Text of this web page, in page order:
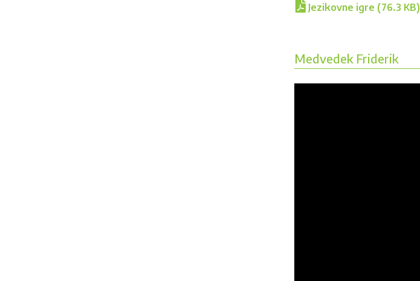
Jezikovne igre (76.3 KB)
Medvedek Friderik